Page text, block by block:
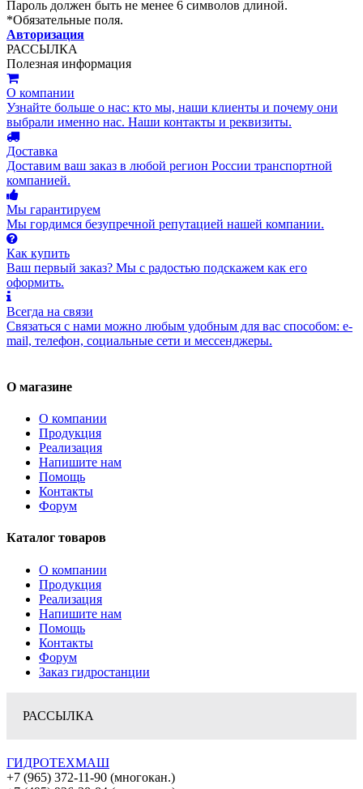
Пароль должен быть не менее 6 символов длиной.
*Обязательные поля.
Авторизация
РАССЫЛКА
Полезная информация
О компании
Узнайте больше о нас: кто мы, наши клиенты и почему они
выбрали именно нас. Наши контакты и реквизиты.
Доставка
Доставим ваш заказ в любой регион России транспортной
компанией.
Мы гарантируем
Мы гордимся безупречной репутацией нашей компании.
Как купить
Ваш первый заказ? Мы с радостью подскажем как его
оформить.
Всегда на связи
Связаться с нами можно любым удобным для вас способом: e-
mail, телефон, социальные сети и мессенджеры.
О магазине
О компании
Продукция
Реализация
Напишите нам
Помощь
Контакты
Форум
Каталог товаров
О компании
Продукция
Реализация
Напишите нам
Помощь
Контакты
Форум
Заказ гидростанции
РАССЫЛКА
ГИДРОТЕХМАШ
+7 (965) 372-11-90 (многокан.)